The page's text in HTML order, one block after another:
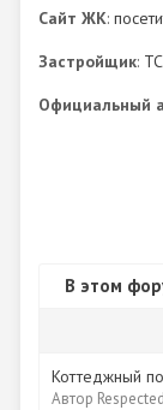
Сайт ЖК:
Застройщик:
Официальный
В этом
Коттеджный
Автор Respected